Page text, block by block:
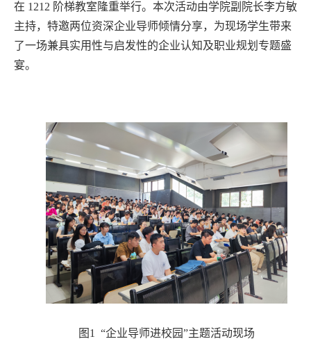
在 1212 阶梯教室隆重举行。本次活动由学院副院长李方敏
主持，特邀两位资深企业导师倾情分享，为现场学生带来
了一场兼具实用性与启发性的企业认知及职业规划专题盛
宴。
图1 “企业导师进校园”主题活动现场